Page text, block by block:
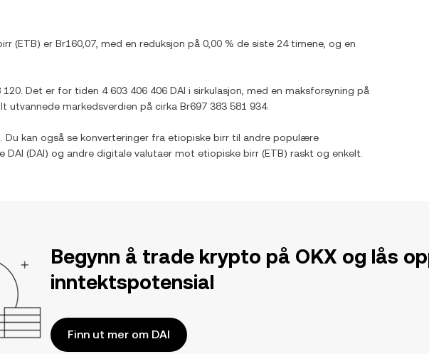
(ETB) er Br160,07 , med en reduksjon på 0,00 % de siste 24 timene, og en
120 . Det er for tiden 4 603 406 406 DAI i sirkulasjon, med en maksforsyning på
utvannede markedsverdien på cirka Br697 383 581 934.
Du kan også se konverteringer fra etiopiske birr til andre populære
DAI (DAI) og andre digitale valutaer mot etiopiske birr (ETB) raskt og enkelt.
Begynn å trade krypto på OKX og lås
inntektspotensial
Finn ut mer om DAI